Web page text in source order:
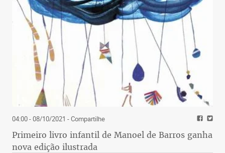
04:00 - 08/10/2021 - Compartilhe
Primeiro livro infantil de Manoel de Barros ganha
nova edição ilustrada